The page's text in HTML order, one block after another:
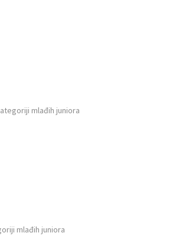
mlađih juniora
mlađih juniora